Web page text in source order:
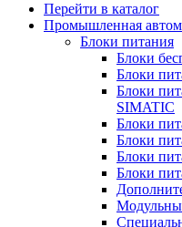
Перейти в каталог
Промышленная
Блоки питания
Блоки
Блоки
Блоки
SIMATIC
Блоки
Блоки
Блоки
Блоки